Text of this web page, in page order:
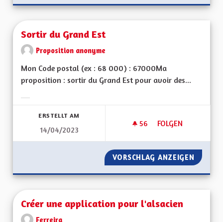
Sortir du Grand Est
Proposition anonyme
Mon Code postal (ex : 68 000) : 67000Ma
proposition : sortir du Grand Est pour avoir des...
ERSTELLT AM
14/04/2023
56 56 FOLLOWER
FOLGEN
SORTIR DU GRAND
VORSCHLAG ANZEIGEN
Créer une application pour l'alsacien
Ferreira